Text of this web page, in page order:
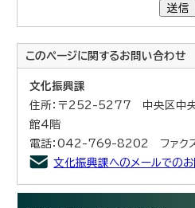
送信
このページに関するお問い合わせ
文化振興課
住所：〒252-5277 中央区中
館4階
電話：042-769-8202 ファク
文化振興課へのメールでの